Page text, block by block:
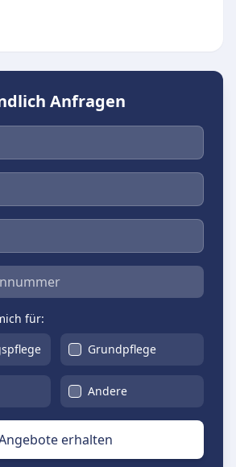
Anfragen
für:
Grundpflege
Andere
erhalten